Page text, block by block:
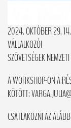
2024. OKTÓBER 29.
VÁLLALKOZÓI
SZÖVETSÉGEK
A WORKSHOP-ON A
KÖTÖTT:
CSATLAKOZNI AZ